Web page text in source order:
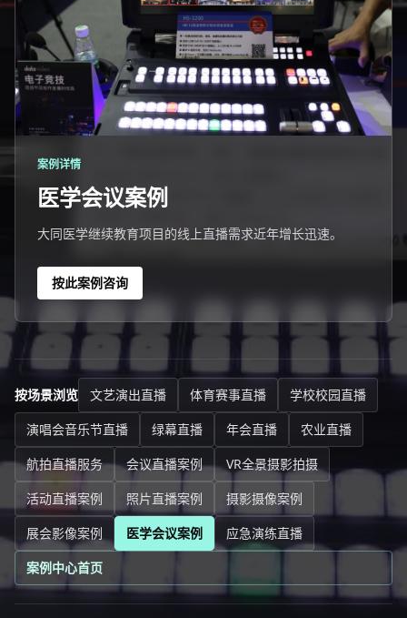
案例详情
医学会议案例
大同医学继续教育项目的线上直播需求近年增长迅速。
按此案例咨询
按场景浏览 文艺演出直播 体育赛事直播
学校校园直播
演唱会音乐节直播
绿幕直播 年会直播
农业直播
航拍直播服务
会议直播案例
VR全景摄影拍摄
活动直播案例
照片直播案例
摄影摄像案例
展会影像案例
医学会议案例
应急演练直播
案例中心首页